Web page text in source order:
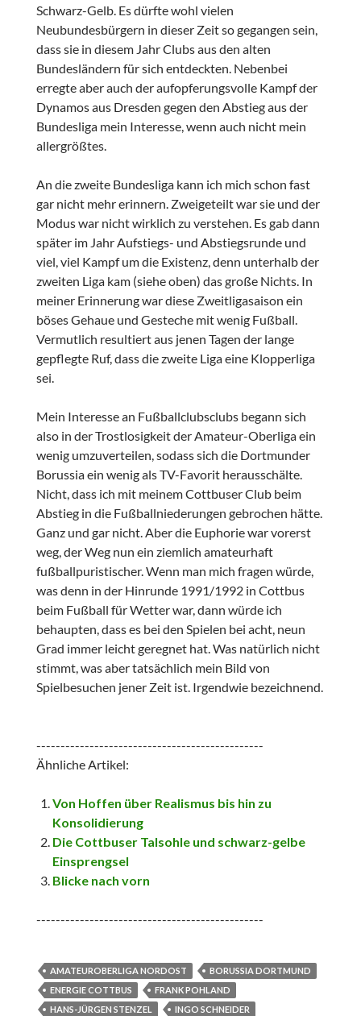
Schwarz-Gelb. Es dürfte wohl vielen
Neubundesbürgern in dieser Zeit so gegangen sein,
dass sie in diesem Jahr Clubs aus den alten
Bundesländern für sich entdeckten. Nebenbei
erregte aber auch der aufopferungsvolle Kampf der
Dynamos aus Dresden gegen den Abstieg aus der
Bundesliga mein Interesse, wenn auch nicht mein
allergrößtes.
An die zweite Bundesliga kann ich mich schon fast
gar nicht mehr erinnern. Zweigeteilt war sie und der
Modus war nicht wirklich zu verstehen. Es gab dann
später im Jahr Aufstiegs- und Abstiegsrunde und
viel, viel Kampf um die Existenz, denn unterhalb der
zweiten Liga kam (siehe oben) das große Nichts. In
meiner Erinnerung war diese Zweitligasaison ein
böses Gehaue und Gesteche mit wenig Fußball.
Vermutlich resultiert aus jenen Tagen der lange
gepflegte Ruf, dass die zweite Liga eine Klopperliga
sei.
Mein Interesse an Fußballclubsclubs begann sich
also in der Trostlosigkeit der Amateur-Oberliga ein
wenig umzuverteilen, sodass sich die Dortmunder
Borussia ein wenig als TV-Favorit herausschälte.
Nicht, dass ich mit meinem Cottbuser Club beim
Abstieg in die Fußballniederungen gebrochen hätte.
Ganz und gar nicht. Aber die Euphorie war vorerst
weg, der Weg nun ein ziemlich amateurhaft
fußballpuristischer. Wenn man mich fragen würde,
was denn in der Hinrunde 1991/1992 in Cottbus
beim Fußball für Wetter war, dann würde ich
behaupten, dass es bei den Spielen bei acht, neun
Grad immer leicht geregnet hat. Was natürlich nicht
stimmt, was aber tatsächlich mein Bild von
Spielbesuchen jener Zeit ist. Irgendwie bezeichnend.
-----------------------------------------------
Ähnliche Artikel:
Von Hoffen über Realismus bis hin zu
Konsolidierung
Die Cottbuser Talsohle und schwarz-gelbe
Einsprengsel
Blicke nach vorn
-----------------------------------------------
AMATEUROBERLIGA NORDOST
BORUSSIA DORTMUND
ENERGIE COTTBUS
FRANK POHLAND
HANS-JÜRGEN STENZEL
INGO SCHNEIDER